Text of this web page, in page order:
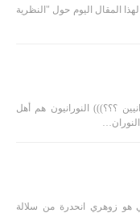
المقال اليوم حول "النظرية
؟؟؟))) النورانيون هم أهل
هو زوهري انحدرة من سلالة